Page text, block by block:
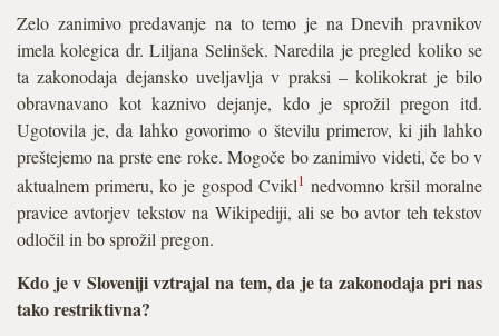
Zelo zanimivo predavanje na to temo je na Dnevih pravnikov
imela kolegica dr. Liljana Selinšek. Naredila je pregled koliko se
ta zakonodaja dejansko uveljavlja v praksi – kolikokrat je bilo
obravnavano kot kaznivo dejanje, kdo je sprožil pregon itd.
Ugotovila je, da lahko govorimo o številu primerov, ki jih lahko
preštejemo na prste ene roke. Mogoče bo zanimivo videti, če bo v
aktualnem primeru, ko je gospod Cvikl1 nedvomno kršil moralne
pravice avtorjev tekstov na Wikipediji, ali se bo avtor teh tekstov
odločil in bo sprožil pregon.
Kdo je v Sloveniji vztrajal na tem, da je ta zakonodaja pri nas
tako restriktivna?